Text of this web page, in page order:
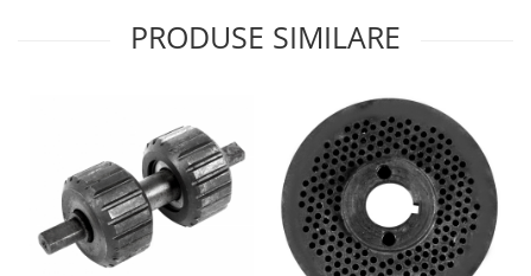
Corturi, Prelate si plase de
Zdrobitoare si teascuri
Teascuri
Zdrobitoare electrice
Zdrobitoare electrice & manuale
Zdrobitoare manuale
PRODUSE SIMILARE